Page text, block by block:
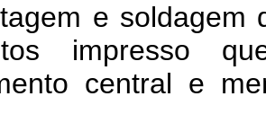
e soldagem
impresso
central e